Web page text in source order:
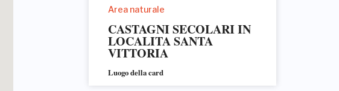
Area naturale
CASTAGNI SECOLARI IN
LOCALITA SANTA
VITTORIA
Luogo della card